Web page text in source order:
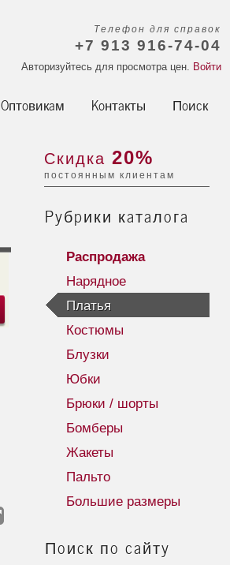
Оптовикам Контакты Поиск
Телефон для справок
+7 913 916-74-04
Авторизуйтесь для просмотра цен. Войти
Скидка 20%
постоянным клиентам
Рубрики каталога
Распродажа
Нарядное
Платья
Костюмы
Блузки
Юбки
Брюки / шорты
Бомберы
Жакеты
Пальто
Большие размеры
Поиск по сайту